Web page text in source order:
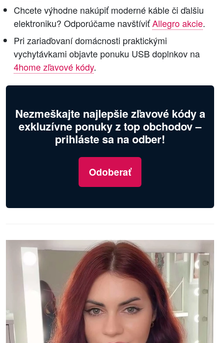
Chcete výhodne nakúpiť moderné káble či ďalšiu
elektroniku? Odporúčame navštíviťAllegro akcie.
Pri zariaďovaní domácnosti praktickými
vychytávkami objavte ponuku USB doplnkov na
4home zľavové kódy.
Nezmeškajte najlepšie zľavové kódy a
exkluzívne ponuky z top obchodov –
prihláste sa na odber!
Odoberať